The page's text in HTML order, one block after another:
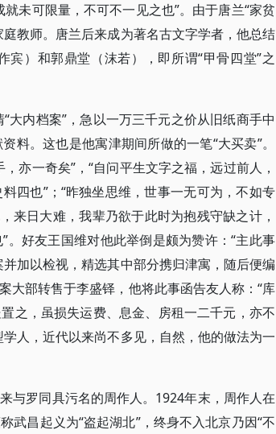
未可限量，不可不一见之也”。由于唐兰“家贫
教师。唐兰后来成为著名古文字学者，他总结
）和郭鼎堂（沫若），即所谓“甲骨四堂”之
内档案”，急以一万三千元之价从旧纸商手中
。这也是他寓津期间所做的一笔“大买卖”。
亦一奇矣”，“自问平生文字之福，远过前人，
四也”；“昨独坐思维，世事一无可为，不如专
来日大难，我辈乃欲于此时为抱残守缺之计，
好友王国维对他此举倒是颇为赞许：“主此事
加以检视，精选其中部分携归津寓，随后便编
大部转售于李盛铎，他将此事函告友人称：“库
之，虽损失运费、息金、房租一二千元，亦不
人，近代以来尚不多见，自然，他的做法为一
与罗同具污名的周作人。1924年末，周作人在
武昌起义为“盗起湖北”，终身不入北京乃因“不